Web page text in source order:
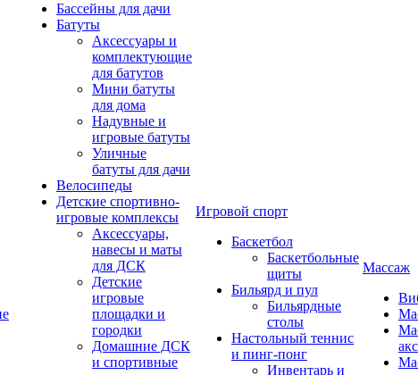
Бассейны для дачи
Батуты
Аксессуары и
комплектующие
для батутов
Мини батуты
для дома
Надувные и
игровые батуты
Уличные
батуты для дачи
Велосипеды
Детские спортивно-
игровые комплексы
Аксессуары,
навесы и маты
для ДСК
Детские
игровые
площадки и
городки
Домашние ДСК
и спортивные
Игровой спорт
Баскетбол
Баскетбольные
щиты
Бильярд и пул
Бильярдные
столы
Настольный теннис
и пинг-понг
Инвентарь и
Массаж